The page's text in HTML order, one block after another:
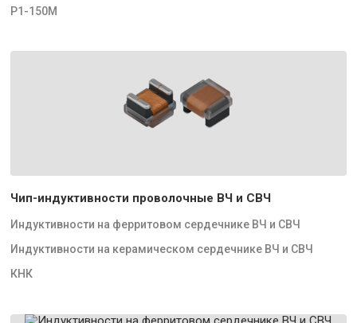
Р1-150М
Чип-индуктивности проволочные ВЧ и СВЧ
Индуктивности на ферритовом сердечнике ВЧ и СВЧ
Индуктивности на керамическом сердечнике ВЧ и СВЧ
КНК